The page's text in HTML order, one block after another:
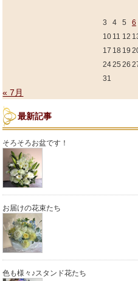
3
4 5 6
10 11 12
17 18 19
2425 26
31
« 7月
最新記事
そろそろお盆です！
お届けの花束たち
色も様々♪スタンド花たち